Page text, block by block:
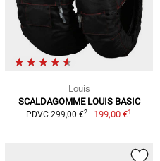
Louis
SCALDAGOMME LOUIS BASIC
PDVC 299,00 €2 199,00 €1